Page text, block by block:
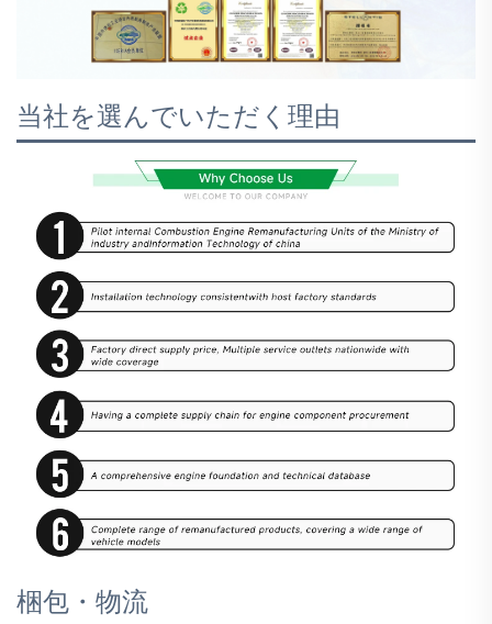
当社を選んでいただく理由
梱包・物流